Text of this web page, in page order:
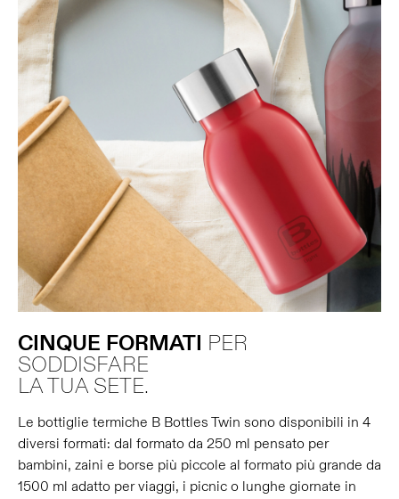
CINQUE FORMATI PER
SODDISFARE
LA TUA SETE.
Le bottiglie termiche B Bottles Twin sono disponibili in 4
diversi formati: dal formato da 250 ml pensato per
bambini, zaini e borse più piccole al formato più grande da
1500 ml adatto per viaggi, i picnic o lunghe giornate in